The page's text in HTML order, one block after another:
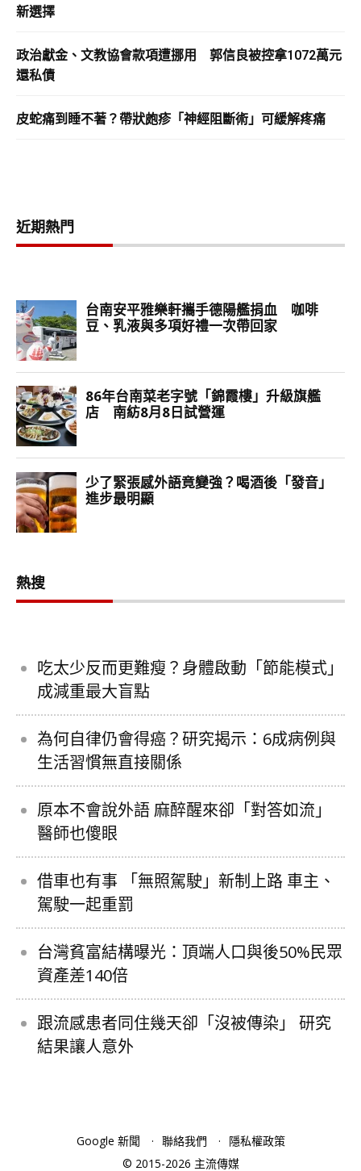
新選擇
政治獻金、文教協會款項遭挪用 郭信良被控拿1072萬元
還私債
皮蛇痛到睡不著？帶狀皰疹「神經阻斷術」可緩解疼痛
近期熱門
熱搜
吃太少反而更難瘦？身體啟動「節能模式」
成減重最大盲點
為何自律仍會得癌？研究揭示：6成病例與
生活習慣無直接關係
原本不會說外語 麻醉醒來卻「對答如流」
醫師也傻眼
借車也有事 「無照駕駛」新制上路 車主、
駕駛一起重罰
台灣貧富結構曝光：頂端人口與後50%民眾
資產差140倍
跟流感患者同住幾天卻「沒被傳染」 研究
結果讓人意外
Google 新聞 聯絡我們
隱私權政策
© 2015-2026 主流傳媒